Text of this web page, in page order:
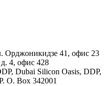
Орджоникидзе 41, офис 23
4, офис 428
Dubai Silicon Oasis, DDP,
O. Box 342001